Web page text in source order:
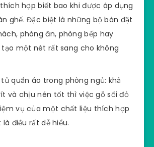
hợp biết bao khi được áp dụng
ghế. Đặc biệt là những bộ bàn đặt
phòng ăn, phòng bếp hay
một nét rất sang cho không
quần áo trong phòng ngủ: khả
và chịu nén tốt thì việc gỗ sồi đỏ
vụ của một chất liệu thích hợp
điều rất dễ hiểu.